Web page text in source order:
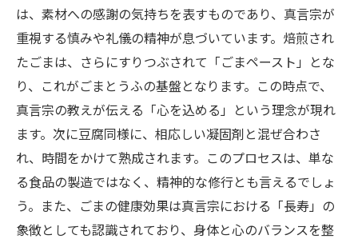
は、素材への感謝の気持ちを表すものであり、真言宗が
重視する慎みや礼儀の精神が息づいています。焙煎され
たごまは、さらにすりつぶされて「ごまペースト」とな
り、これがごまとうふの基盤となります。この時点で、
真言宗の教えが伝える「心を込める」という理念が現れ
ます。次に豆腐同様に、相応しい凝固剤と混ぜ合わさ
れ、時間をかけて熟成されます。このプロセスは、単な
る食品の製造ではなく、精神的な修行とも言えるでしょ
う。また、ごまの健康効果は真言宗における「長寿」の
象徴としても認識されており、身体と心のバランスを整